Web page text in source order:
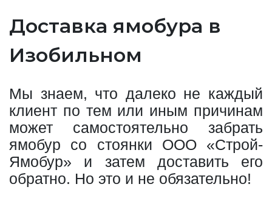
Доставка ямобура в
Изобильном
Мы знаем, что далеко не каждый
клиент по тем или иным причинам
может самостоятельно забрать
ямобур со стоянки ООО «Строй-
Ямобур» и затем доставить его
обратно. Но это и не обязательно!